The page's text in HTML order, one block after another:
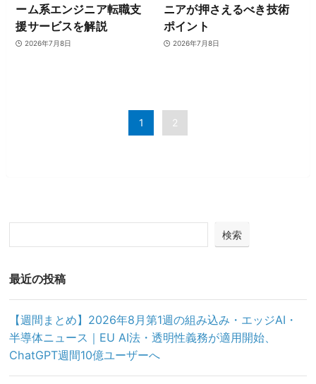
ーム系エンジニア転職支
援サービスを解説
2026年7月8日
ニアが押さえるべき技術
ポイント
2026年7月8日
1 2
検索
最近の投稿
【週間まとめ】2026年8月第1週の組み込み・エッジAI・
半導体ニュース｜EU AI法・透明性義務が適用開始、
ChatGPT週間10億ユーザーへ